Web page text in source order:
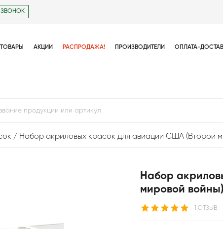
ЗВОНОК
ТОВАРЫ АКЦИИ РАСПРОДАЖА! ПРОИЗВОДИТЕЛИ ОПЛАТА-
Набор акриловых красок для авиации США (Второй
Набор
мировой
1 ОТЗЫВ